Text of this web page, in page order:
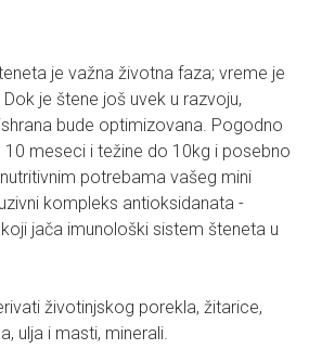
je važna životna faza; vreme je
je štene još uvek u razvoju,
bude optimizovana. Pogodno
meseci i težine do 10kg i posebno
potrebama vašeg mini
kompleks antioksidanata -
jača imunološki sistem šteneta u
životinjskog porekla, žitarice,
ulja i masti, minerali.